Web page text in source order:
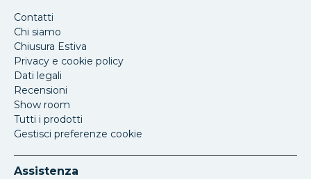
Contatti
Chi siamo
Chiusura Estiva
Privacy e cookie policy
Dati legali
Recensioni
Show room
Tutti i prodotti
Gestisci preferenze cookie
Assistenza